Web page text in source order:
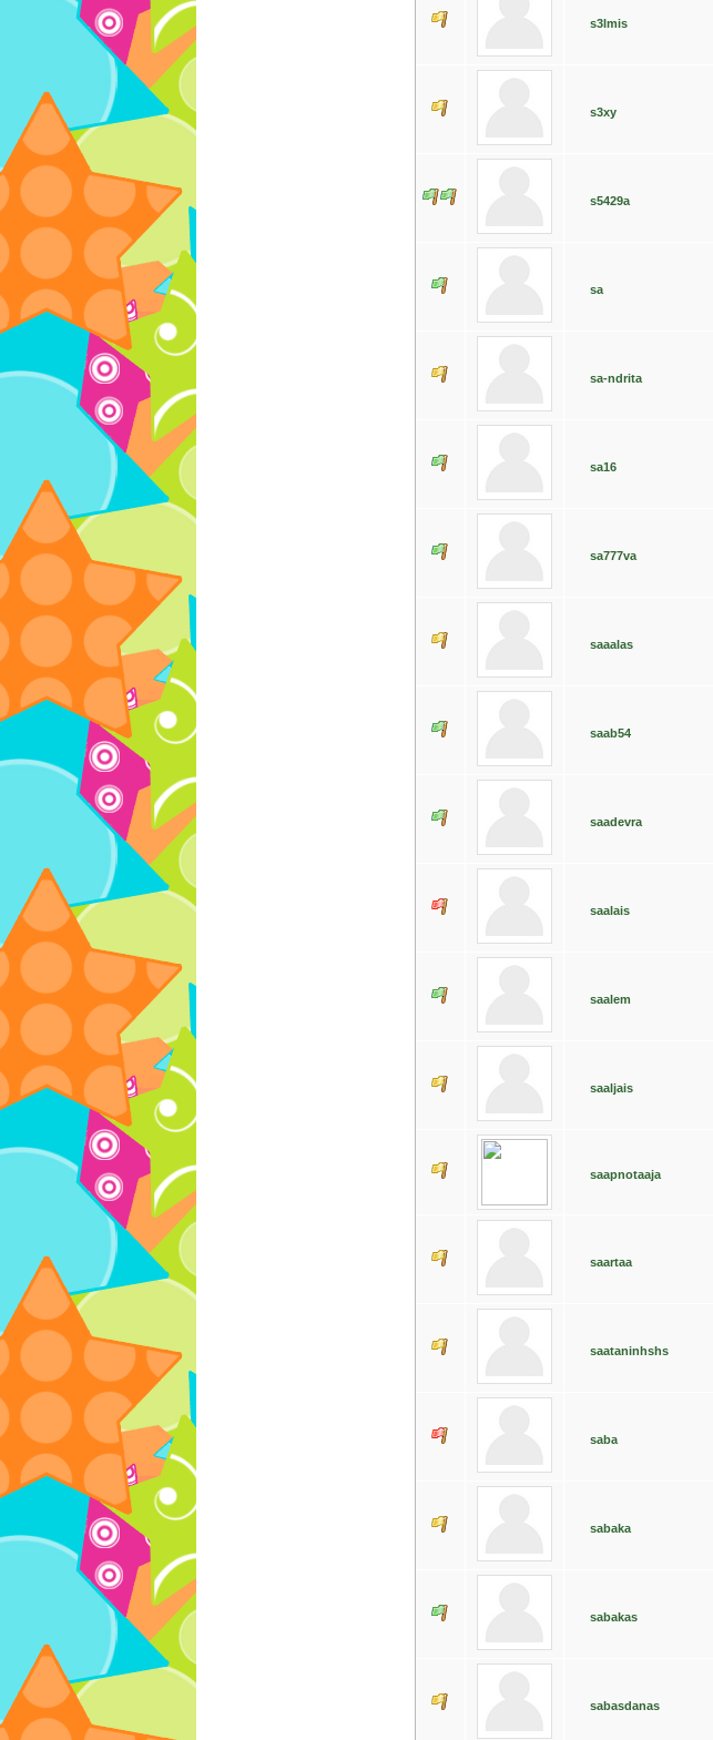
s3lmis
s3xy
s5429a
sa
sa-ndrita
sa16
sa777va
saaalas
saab54
saadevra
saalais
saalem
saaljais
saapnotaaja
saartaa
saataninhshs
saba
sabaka
sabakas
sabasdanas